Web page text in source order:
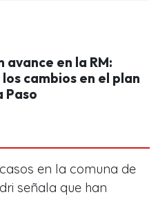
avance en la RM:
cambios en el plan
Paso
en la comuna de
señala que han